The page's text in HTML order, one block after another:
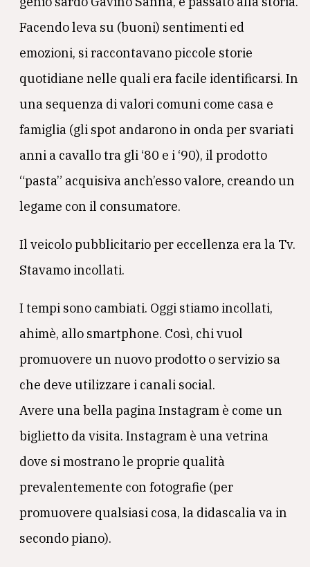
Facendo leva su (buoni) sentimenti ed
emozioni, si raccontavano piccole storie
quotidiane nelle quali era facile identificarsi. In
una sequenza di valori comuni come casa e
famiglia (gli spot andarono in onda per svariati
anni a cavallo tra gli ‘80 e i ‘90), il prodotto
“pasta” acquisiva anch’esso valore, creando un
legame con il consumatore.
Il veicolo pubblicitario per eccellenza era la Tv.
Stavamo incollati.
I tempi sono cambiati. Oggi stiamo incollati,
ahimè, allo smartphone. Così, chi vuol
promuovere un nuovo prodotto o servizio sa
che deve utilizzare i canali social.
Avere una bella pagina Instagram è come un
biglietto da visita. Instagram è una vetrina
dove si mostrano le proprie qualità
prevalentemente con fotografie (per
promuovere qualsiasi cosa, la didascalia va in
secondo piano).